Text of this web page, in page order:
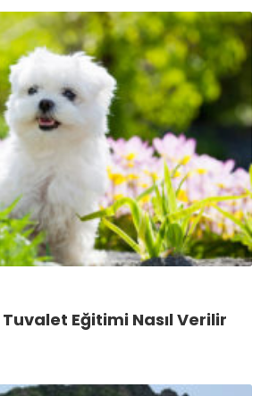
Eğitimi Nasıl Verilir